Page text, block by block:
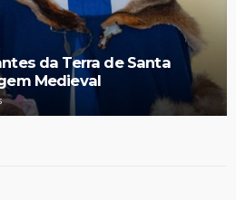
da Terra de Santa
Medieval